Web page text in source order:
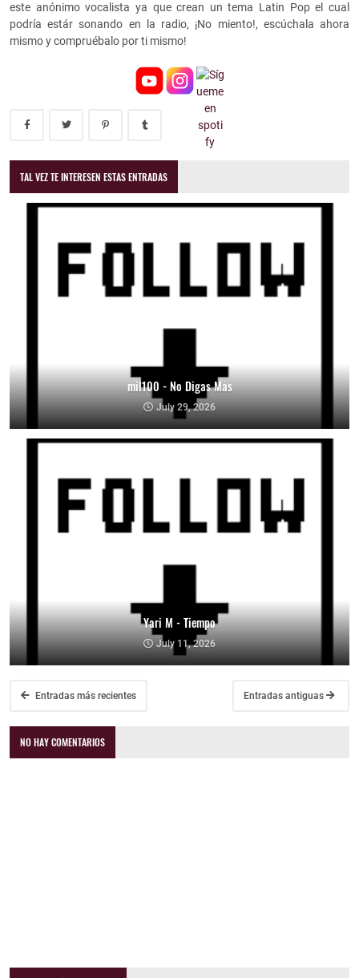
este anónimo vocalista ya que crean un tema Latin Pop el cual
podría estár sonando en la radio, ¡No miento!, escúchala ahora
mismo y compruébalo por ti mismo!
TAL VEZ TE INTERESEN ESTAS ENTRADAS
mil100 - No Digas Mas
July 29, 2026
Yari M - Tiempo
July 11, 2026
Entradas más recientes Entradas antiguas
NO HAY COMENTARIOS